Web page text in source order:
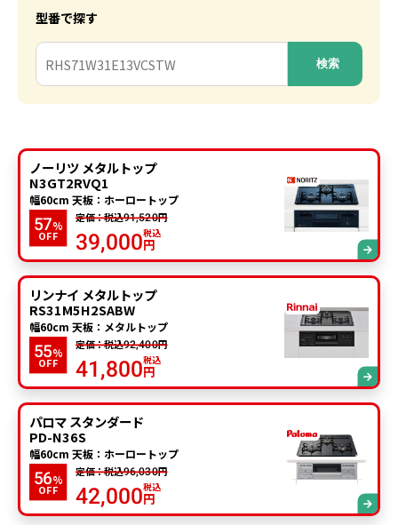
型番で探す
検索
ノーリツ メタルトップ
N3GT2RVQ1
幅60cm 天板：ホーロートップ
57%
OFF
定価：税込91,520円
39,000税込
円
リンナイ メタルトップ
RS31M5H2SABW
幅60cm 天板：メタルトップ
55%
OFF
定価：税込92,400円
41,800税込
円
パロマ スタンダード
PD-N36S
幅60cm 天板：ホーロートップ
56%
OFF
定価：税込96,030円
42,000税込
円